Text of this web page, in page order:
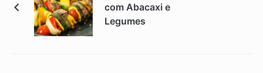
com Abacaxi e
Legumes